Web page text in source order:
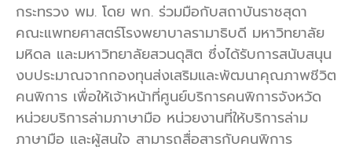
กระทรวง พม. โดย พก. ร่วมมือกับสถาบันราชสุดา
คณะแพทยศาสตร์โรงพยาบาลรามาธิบดี มหาวิทยาลัย
มหิดล และมหาวิทยาลัยสวนดุสิต ซึ่งได้รับการสนับสนุน
งบประมาณจากกองทุนส่งเสริมและพัฒนาคุณภาพชีวิต
คนพิการ เพื่อให้เจ้าหน้าที่ศูนย์บริการคนพิการจังหวัด
หน่วยบริการล่ามภาษามือ หน่วยงานที่ให้บริการล่าม
ภาษามือ และผู้สนใจ สามารถสื่อสารกับคนพิการ